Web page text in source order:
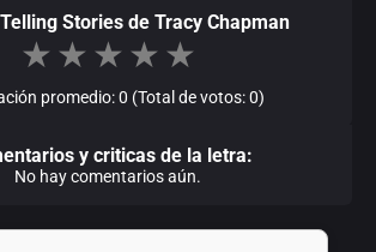
Stories de Tracy Chapman
★ ★ ★ ★ ★
promedio: 0 (Total de votos: 0)
y criticas de la letra:
No hay comentarios aún.